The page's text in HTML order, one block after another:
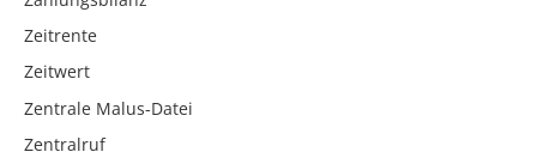
Zeitrente
Zeitwert
Zentrale Malus-Datei
Zentralruf